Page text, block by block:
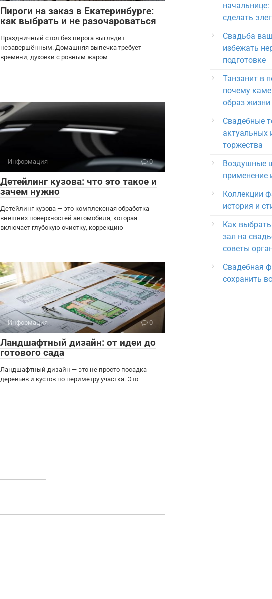
Пироги на заказ в Екатеринбурге:
как выбрать и не разочароваться
Праздничный стол без пирога выглядит
незавершённым. Домашняя выпечка требует
времени, духовки с ровным жаром
Информация 0
Детейлинг кузова: что это такое и
зачем нужно
Детейлинг кузова — это комплексная обработка
внешних поверхностей автомобиля, которая
включает глубокую очистку, коррекцию
Информация 0
Ландшафтный дизайн: от идеи до
готового сада
Ландшафтный дизайн — это не просто посадка
деревьев и кустов по периметру участка. Это
сделать
Свадьба
избежать
подготовке
Танзанит в
почему
образ жизни
Свадебные
актуальных
торжества
Воздушные
применение
Коллекции
история и
Как
зал на
советы
Свадебная
сохранить